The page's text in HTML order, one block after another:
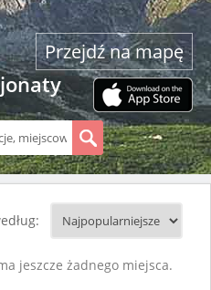
Przejdź na mapę
jeszcze żadnego miejsca.